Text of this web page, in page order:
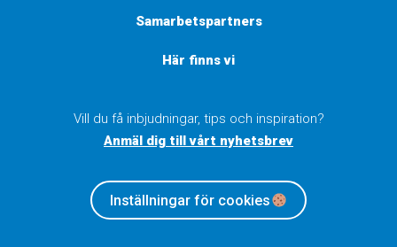
Samarbetspartners
Här finns vi
Vill du få inbjudningar, tips och inspiration?
Anmäl dig till vårt nyhetsbrev
Inställningar för cookies